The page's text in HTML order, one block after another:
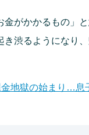
がかかるもの」
渋るようになり
金地獄の始まり…